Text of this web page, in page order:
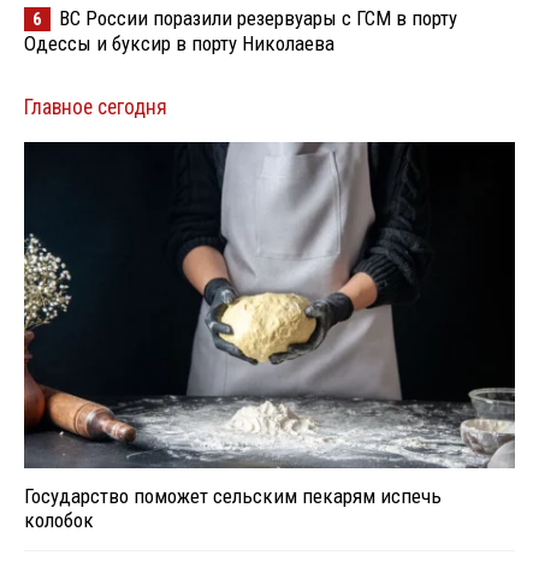
6
ВС России поразили резервуары с ГСМ в порту
Одессы и буксир в порту Николаева
Главное сегодня
Государство поможет сельским пекарям испечь
колобок